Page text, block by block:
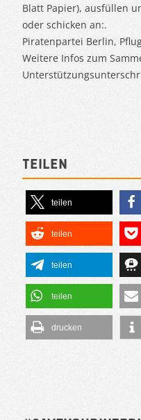
Blatt Papier), ausfüllen
oder schicken an:.
Piratenpartei Berlin,
Weitere Infos zum
Teilen
teilen
teilen
teilen
teilen
drucken